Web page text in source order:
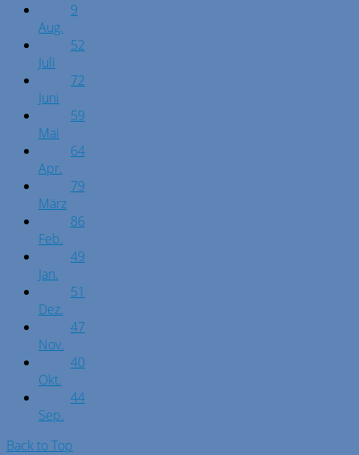
9
Aug.
52
Juli
72
Juni
59
Mai
64
Apr.
79
März
86
Feb.
49
Jan.
51
Dez.
47
Nov.
40
Okt.
44
Sep.
Back to Top